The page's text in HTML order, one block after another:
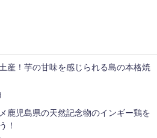
産！芋の甘味を感じられる島の本格焼
鹿児島県の天然記念物のインギー鶏を
！